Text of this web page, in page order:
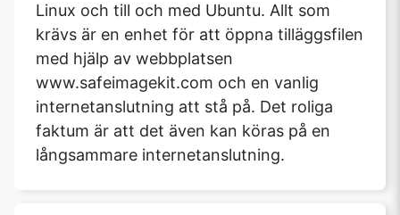
Linux och till och med Ubuntu. Allt som
krävs är en enhet för att öppna tilläggsfilen
med hjälp av webbplatsen
www.safeimagekit.com och en vanlig
internetanslutning att stå på. Det roliga
faktum är att det även kan köras på en
långsammare internetanslutning.